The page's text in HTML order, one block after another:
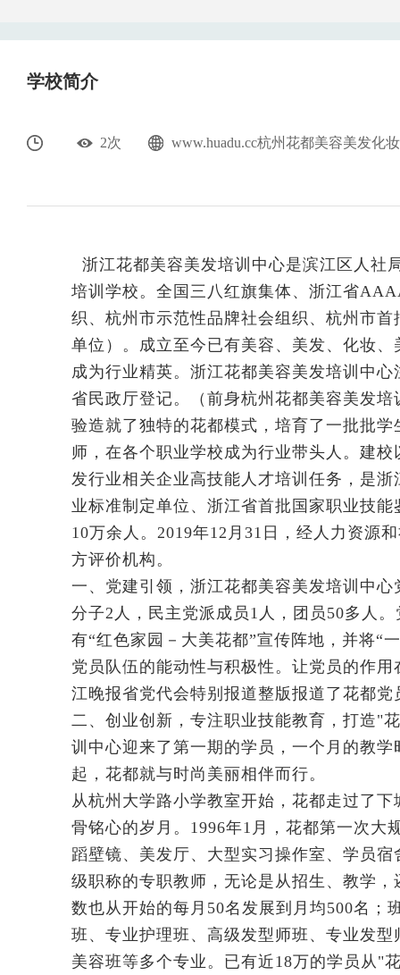
学校简介
2次 www.huadu.cc杭州花都美容美发化
浙江花都美容美发培训中心是滨江区人社
培训学校。全国三八红旗集体、浙江省
织、杭州市示范性品牌社会组织、杭州市
单位）。成立至今已有美容、美发、化妆
成为行业精英。浙江花都美容美发培训中
省民政厅登记。（前身杭州花都美容美发
验造就了独特的花都模式，培育了一批批
师，在各个职业学校成为行业带头人。建
发行业相关企业高技能人才培训任务，是
业标准制定单位、浙江省首批国家职业技
10万余人。2019年12月31日，经人力资源
方评价机构。
一、党建引领，浙江花都美容美发培训中
分子2人，民主党派成员1人，团员50多人
有“红色家园－大美花都”宣传阵地，并将“
党员队伍的能动性与积极性。让党员的作
江晚报省党代会特别报道整版报道了花都
二、创业创新，专注职业技能教育，打造"
训中心迎来了第一期的学员，一个月的教
起，花都就与时尚美丽相伴而行。
从杭州大学路小学教室开始，花都走过了
骨铭心的岁月。1996年1月，花都第一次大
蹈壁镜、美发厅、大型实习操作室、学员
级职称的专职教师，无论是从招生、教学
数也从开始的每月50名发展到月均500名；
班、专业护理班、高级发型师班、专业发
美容班等多个专业。已有近18万的学员从"